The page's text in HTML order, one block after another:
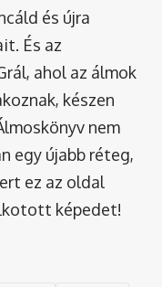
és újra
És az
ahol az álmok
készen
nem
egy újabb réteg,
ez az oldal
képedet!